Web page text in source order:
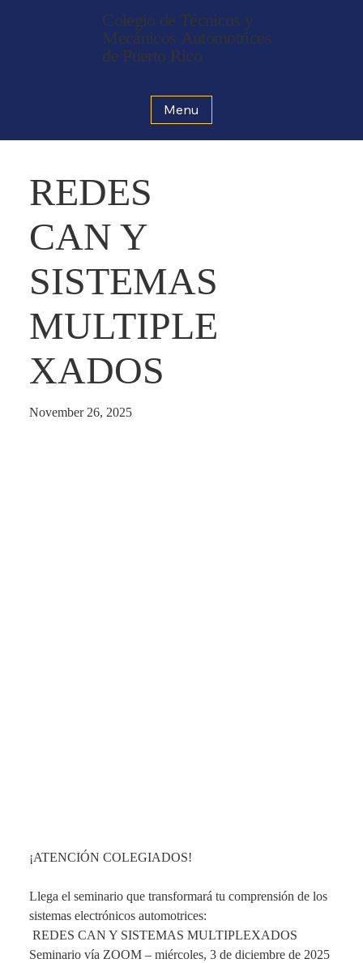
Menu
Colegio de Técnicos y
Mecánicos Automotrices
de Puerto Rico
REDES
CAN Y
SISTEMAS
MULTIPLE
XADOS
November 26, 2025
¡ATENCIÓN COLEGIADOS!
Llega el seminario que transformará tu comprensión de los
sistemas electrónicos automotrices:
REDES CAN Y SISTEMAS MULTIPLEXADOS
Seminario vía ZOOM – miércoles, 3 de diciembre de 2025